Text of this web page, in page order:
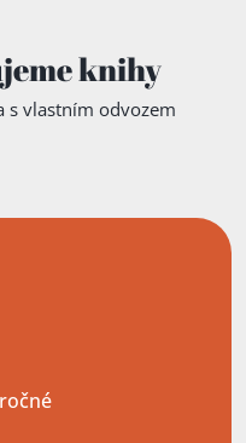
knihy
s vlastním odvozem